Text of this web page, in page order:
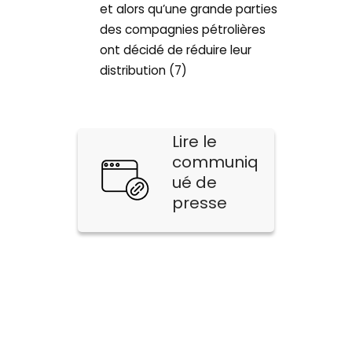
et alors qu’une grande parties
des compagnies pétrolières
ont décidé de réduire leur
distribution (7)
Lire le
communiq
ué de
presse